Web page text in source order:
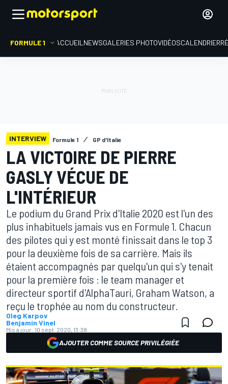
FORMULE 1 ACCUEIL NEWSGALERIES PHOTOVIDÉOSCALENDRIER
INTERVIEW Formule 1 GP d'Italie
LA VICTOIRE DE PIERRE
GASLY VÉCUE DE
L'INTÉRIEUR
Le podium du Grand Prix d'Italie 2020 est l'un des
plus inhabituels jamais vus en Formule 1. Chacun
des pilotes qui y est monté finissait dans le top 3
pour la deuxième fois de sa carrière. Mais ils
étaient accompagnés par quelqu'un qui s'y tenait
pour la première fois : le team manager et
directeur sportif d'AlphaTauri, Graham Watson, a
reçu le trophée au nom du constructeur.
Oleg Karpov
Benjamin Vinel
Mis à jour: 10 sept. 2020, 13:38
AJOUTER COMME SOURCE PRIVILÉGIÉE